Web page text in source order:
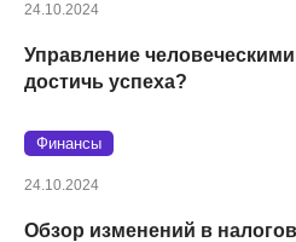
24.10.2024
Управление
достичь успеха?
Финансы
24.10.2024
Обзор изменений в